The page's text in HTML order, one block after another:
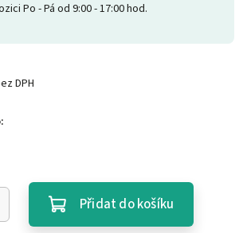
Po - Pá od 9:00 - 17:00 hod.
DPH
Přidat do košíku